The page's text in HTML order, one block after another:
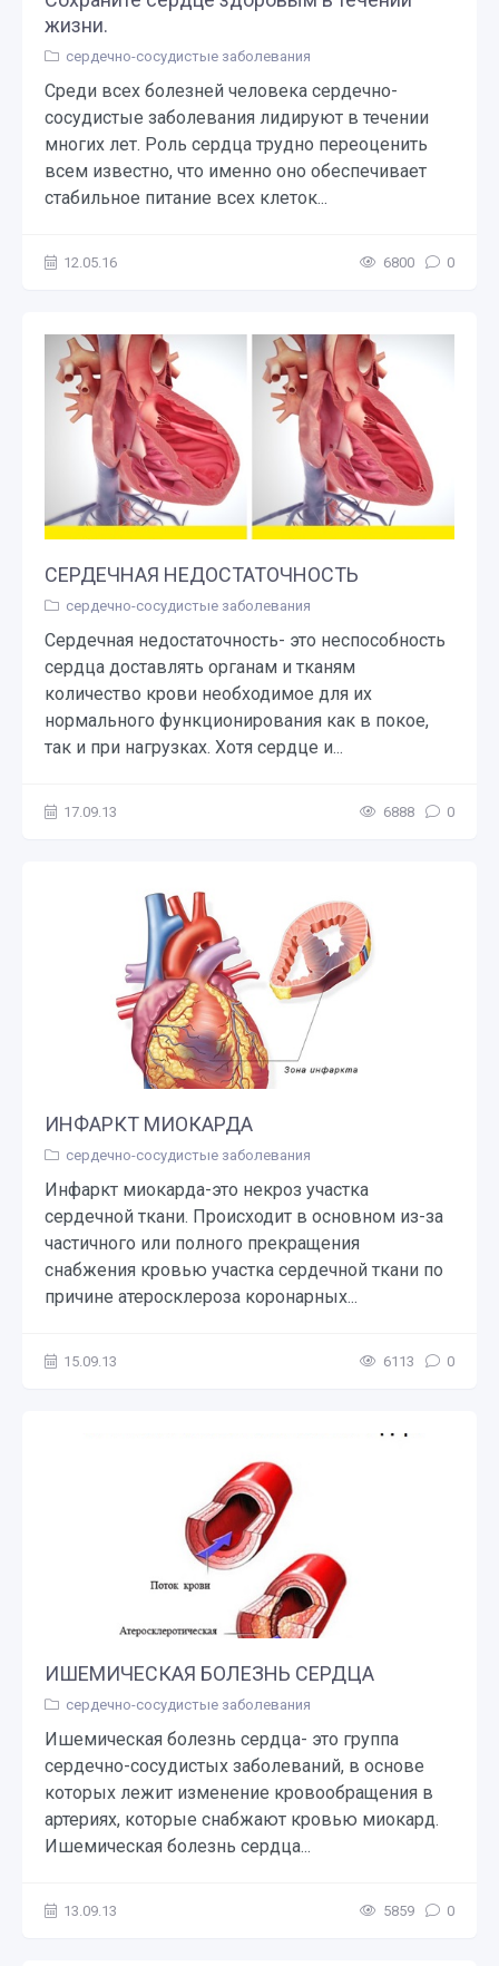
жизни.
сердечно-сосудистые заболевания
Среди всех болезней человека сердечно-
сосудистые заболевания лидируют в течении
многих лет. Роль сердца трудно переоценить
всем известно, что именно оно обеспечивает
стабильное питание всех клеток...
12.05.16 6800 0
СЕРДЕЧНАЯ НЕДОСТАТОЧНОСТЬ
сердечно-сосудистые заболевания
Сердечная недостаточность- это неспособность
сердца доставлять органам и тканям
количество крови необходимое для их
нормального функционирования как в покое,
так и при нагрузках. Хотя сердце и...
17.09.13 6888 0
ИНФАРКТ МИОКАРДА
сердечно-сосудистые заболевания
Инфаркт миокарда-это некроз участка
сердечной ткани. Происходит в основном из-за
частичного или полного прекращения
снабжения кровью участка сердечной ткани по
причине атеросклероза коронарных...
15.09.13 6113 0
ИШЕМИЧЕСКАЯ БОЛЕЗНЬ СЕРДЦА
сердечно-сосудистые заболевания
Ишемическая болезнь сердца- это группа
сердечно-сосудистых заболеваний, в основе
которых лежит изменение кровообращения в
артериях, которые снабжают кровью миокард.
Ишемическая болезнь сердца...
13.09.13 5859 0